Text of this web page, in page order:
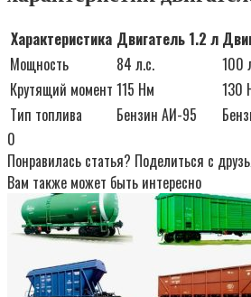
Характеристика Двигатель 1.2 л
Мощность
84 л.с.
100
Крутящий момент 115 Нм
130
Тип топлива
Бензин АИ-95
0
Понравилась статья? Поделиться с
Вам также может быть интересно